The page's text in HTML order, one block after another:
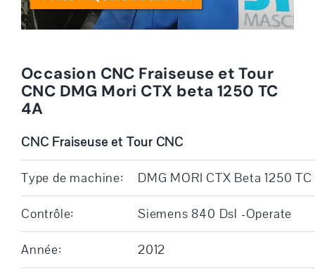
Occasion CNC Fraiseuse et Tour
CNC DMG Mori CTX beta 1250 TC
4A
CNC Fraiseuse et Tour CNC
Type de machine: DMG MORI CTX Beta 1250
Contrôle: Siemens 840 Dsl -Operate
Année: 2012